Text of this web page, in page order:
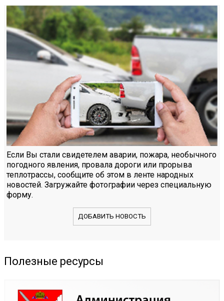
Если Вы стали свидетелем аварии, пожара, необычного
погодного явления, провала дороги или прорыва
теплотрассы, сообщите об этом в ленте народных
новостей. Загружайте фотографии через специальную
форму.
ДОБАВИТЬ НОВОСТЬ
Полезные ресурсы